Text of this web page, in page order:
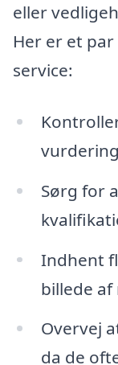
eller
Her er et
service:
Sørg for
Indhent
billede
Overvej
da de